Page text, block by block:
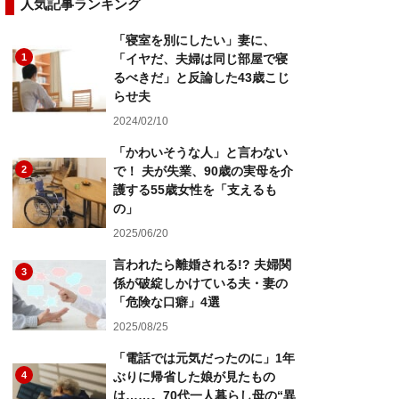
人気記事ランキング
1
「寝室を別にしたい」妻に、
「イヤだ、夫婦は同じ部屋で寝
るべきだ」と反論した43歳こじ
らせ夫
2024/02/10
2
「かわいそうな人」と言わない
で！ 夫が失業、90歳の実母を介
護する55歳女性を「支えるも
の」
2025/06/20
3
言われたら離婚される!? 夫婦関
係が破綻しかけている夫・妻の
「危険な口癖」4選
2025/08/25
4
「電話では元気だったのに」1年
ぶりに帰省した娘が見たもの
は……。70代一人暮らし母の“異